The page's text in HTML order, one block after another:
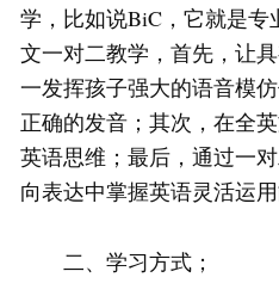
学，比如说BiC，它就是
文一对二教学，首先，让
一发挥孩子强大的语音模
正确的发音；其次，在全
英语思维；最后，通过一
向表达中掌握英语灵活运用
二、学习方式；